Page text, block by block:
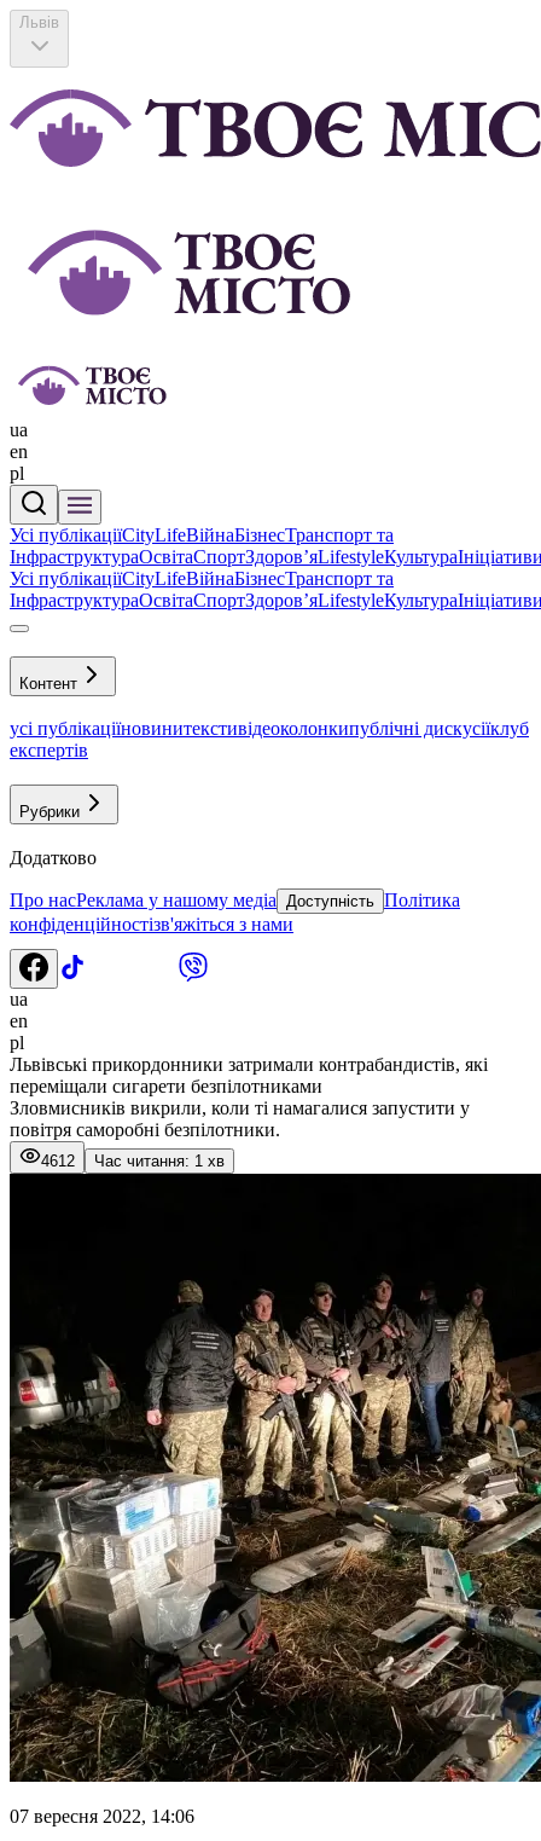
Львів
ua
en
pl
Усі публікаціїCityLifeВійнаБізнесТранспорт та
ІнфраструктураОсвітаСпортЗдоровʼяLifestyleКультура
Усі публікаціїCityLifeВійнаБізнесТранспорт та
ІнфраструктураОсвітаСпортЗдоровʼяLifestyleКультура
Контент
усі публікаціїновинитекстивідеоколонкипублічні дискусіїклуб
експертів
Рубрики
Додатково
Про насРеклама у нашому медіа Доступність Політика
конфіденційностізв'яжіться з нами
ua
en
pl
Львівські прикордонники затримали контрабандистів, які
переміщали сигарети безпілотниками
Зловмисників викрили, коли ті намагалися запустити у
повітря саморобні безпілотники.
4612 Час читання: 1 хв
07 вересня 2022, 14:06